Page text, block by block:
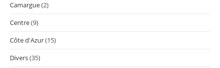
Camargue(2)
Centre(9)
Côte d'Azur(15)
Divers(35)